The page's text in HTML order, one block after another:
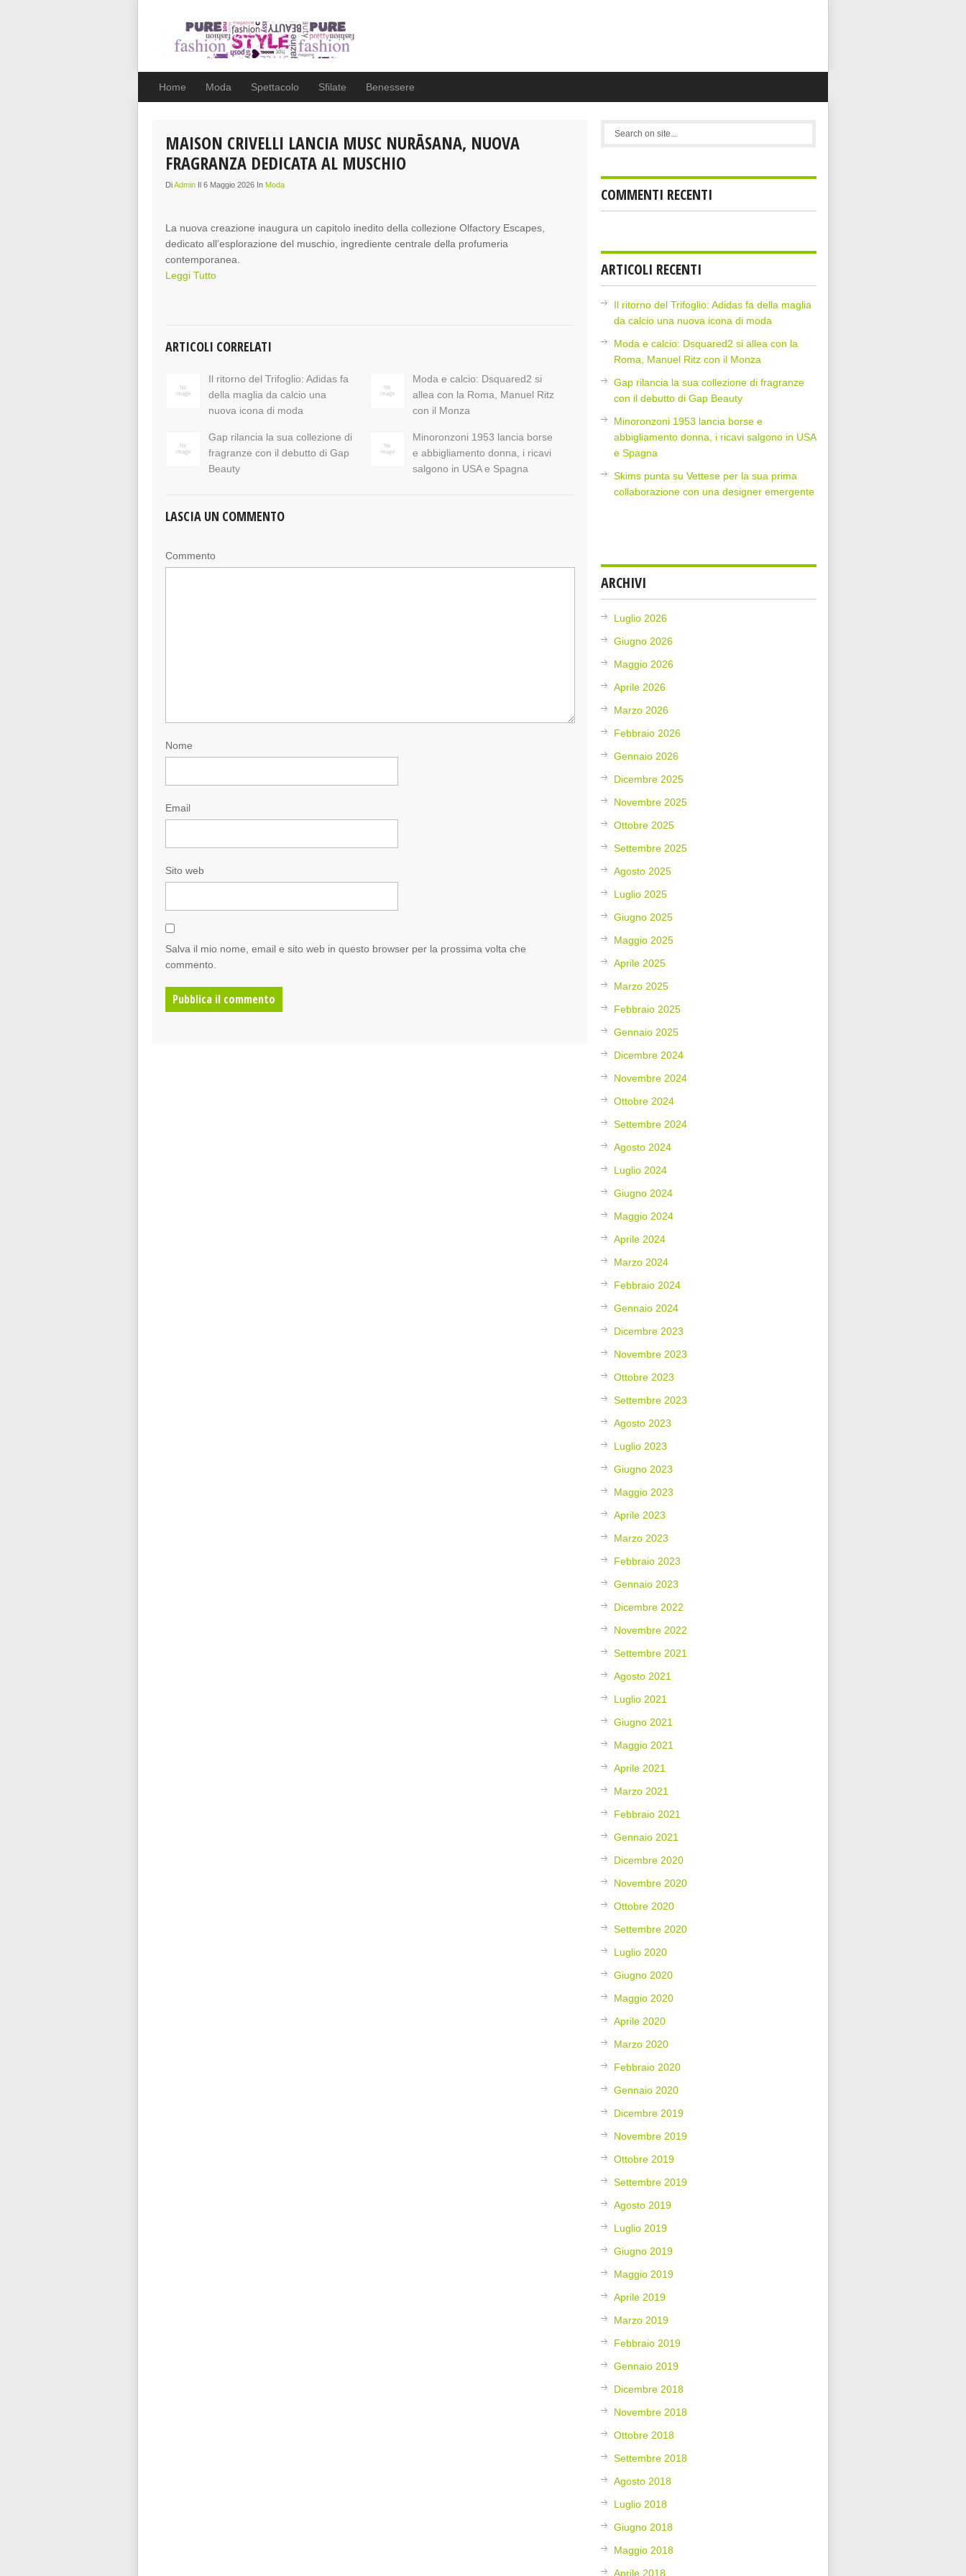
Home Moda Spettacolo Sfilate Benessere
MAISON CRIVELLI LANCIA MUSC NURĀSANA, NUOVA
FRAGRANZA DEDICATA AL MUSCHIO
DiAdmin Il 6 Maggio 2026 InModa
La nuova creazione inaugura un capitolo inedito della collezione Olfactory Escapes,
dedicato all’esplorazione del muschio, ingrediente centrale della profumeria
contemporanea.
Leggi Tutto
ARTICOLI CORRELATI
Il ritorno del Trifoglio: Adidas fa
della maglia da calcio una
nuova icona di moda
Moda e calcio: Dsquared2 si
allea con la Roma, Manuel Ritz
con il Monza
Gap rilancia la sua collezione di
fragranze con il debutto di Gap
Beauty
Minoronzoni 1953 lancia borse
e abbigliamento donna, i ricavi
salgono in USA e Spagna
LASCIA UN COMMENTO
Commento
Nome
Email
Sito web
Salva il mio nome, email e sito web in questo browser per la prossima volta che
commento.
COMMENTI RECENTI
ARTICOLI RECENTI
Il ritorno del Trifoglio: Adidas fa della maglia
da calcio una nuova icona di moda
Moda e calcio: Dsquared2 si allea con la
Roma, Manuel Ritz con il Monza
Gap rilancia la sua collezione di fragranze
con il debutto di Gap Beauty
Minoronzoni 1953 lancia borse e
abbigliamento donna, i ricavi salgono in USA
e Spagna
Skims punta su Vettese per la sua prima
collaborazione con una designer emergente
ARCHIVI
Luglio 2026
Giugno 2026
Maggio 2026
Aprile 2026
Marzo 2026
Febbraio 2026
Gennaio 2026
Dicembre 2025
Novembre 2025
Ottobre 2025
Settembre 2025
Agosto 2025
Luglio 2025
Giugno 2025
Maggio 2025
Aprile 2025
Marzo 2025
Febbraio 2025
Gennaio 2025
Dicembre 2024
Novembre 2024
Ottobre 2024
Settembre 2024
Agosto 2024
Luglio 2024
Giugno 2024
Maggio 2024
Aprile 2024
Marzo 2024
Febbraio 2024
Gennaio 2024
Dicembre 2023
Novembre 2023
Ottobre 2023
Settembre 2023
Agosto 2023
Luglio 2023
Giugno 2023
Maggio 2023
Aprile 2023
Marzo 2023
Febbraio 2023
Gennaio 2023
Dicembre 2022
Novembre 2022
Settembre 2021
Agosto 2021
Luglio 2021
Giugno 2021
Maggio 2021
Aprile 2021
Marzo 2021
Febbraio 2021
Gennaio 2021
Dicembre 2020
Novembre 2020
Ottobre 2020
Settembre 2020
Luglio 2020
Giugno 2020
Maggio 2020
Aprile 2020
Marzo 2020
Febbraio 2020
Gennaio 2020
Dicembre 2019
Novembre 2019
Ottobre 2019
Settembre 2019
Agosto 2019
Luglio 2019
Giugno 2019
Maggio 2019
Aprile 2019
Marzo 2019
Febbraio 2019
Gennaio 2019
Dicembre 2018
Novembre 2018
Ottobre 2018
Settembre 2018
Agosto 2018
Luglio 2018
Giugno 2018
Maggio 2018
Aprile 2018